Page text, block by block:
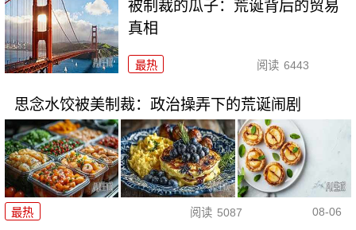
被制裁的瓜子：荒诞背后的贸易
真相
最热 阅读 6443
思念水饺被美制裁：政治操弄下的荒诞闹剧
最热 阅读 5087 08-06